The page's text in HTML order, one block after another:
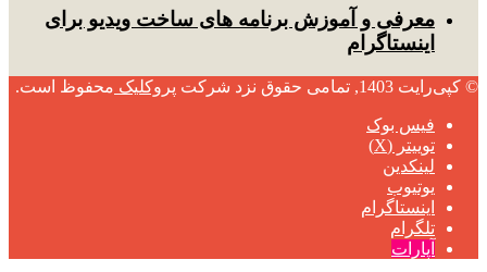
معرفی و آموزش برنامه های ساخت ویدیو برای
اینستاگرام
© کپی‌رایت 1403, تمامی حقوق نزد شرکت پروکلیک محفوظ است.
فیس بوک
توییتر (X)
لینکدین
یوتیوب
اینستاگرام
تلگرام
آپارات